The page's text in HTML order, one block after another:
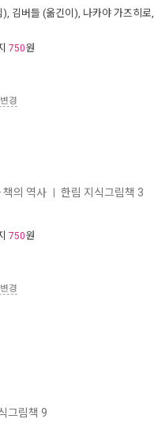
), 김버들 (옮긴이), 나카야 가즈히로,
750원
경
책의 역사 한림 지식그림책 3
750원
경
그림책 9